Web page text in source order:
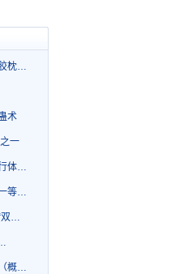
枕…
术
一
体…
等…
双…
概…